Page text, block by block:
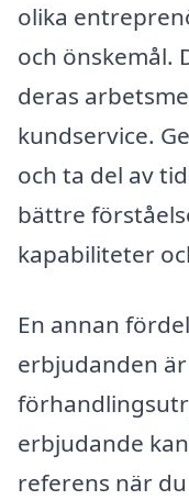
olika
och önskemål.
deras
kundservice.
och ta del av
bättre
kapabiliteter
En annan
erbjudanden
erbjudande
referens när